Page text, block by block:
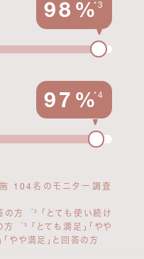
98%*3
97%*4
104名のモニター調査
の方 *2
「とても使い続け
方
*3
「とても満足」「やや
「やや満足」と回答の方
イント付与率から
率アップ！
つき
ゼント！ ／